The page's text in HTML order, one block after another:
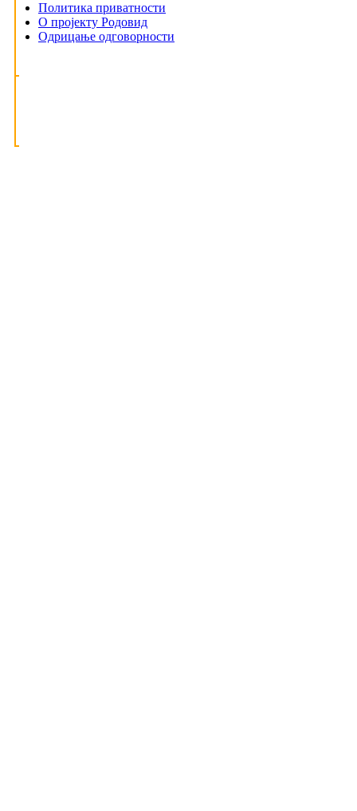
Политика приватности
О пројекту Родовид
Одрицање одговорности